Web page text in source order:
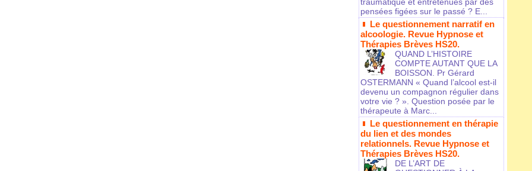
pensées figées sur le passé ? E...
Le questionnement narratif en
alcoologie. Revue Hypnose et
Thérapies Brèves HS20.
QUAND L’HISTOIRE
COMPTE AUTANT QUE LA
BOISSON. Pr Gérard
OSTERMANN « Quand l’alcool est-il
devenu un compagnon régulier dans
votre vie ? ». Question posée par le
thérapeute à Marc...
Le questionnement en thérapie
du lien et des mondes
relationnels. Revue Hypnose et
Thérapies Brèves HS20.
DE L’ART DE